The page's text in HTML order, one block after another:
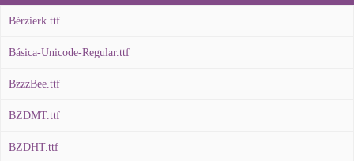
Bérzierk.ttf
Básica-Unicode-Regular.ttf
BzzzBee.ttf
BZDMT.ttf
BZDHT.ttf